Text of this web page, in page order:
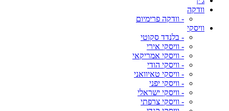
וודקה
- וודקה פרימיום
וויסקי
- בלנדד סקוטי
- וויסקי אירי
- וויסקי אמריקאי
- וויסקי הודי
- וויסקי טאיוואני
- וויסקי יפני
- וויסקי ישראלי
- וויסקי צרפתי